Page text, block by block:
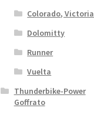
Colorado, Victoria
Dolomitty
Runner
Vuelta
Thunderbike-Power
Goffrato